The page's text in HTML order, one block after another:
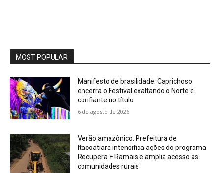
MOST POPULAR
Manifesto de brasilidade: Caprichoso
encerra o Festival exaltando o Norte e
confiante no título
6 de agosto de 2026
Verão amazônico: Prefeitura de
Itacoatiara intensifica ações do programa
Recupera + Ramais e amplia acesso às
comunidades rurais